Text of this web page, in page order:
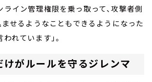
イン管理権限を乗っ取って、攻撃者側
せるようなこともできるようになった
れています」。
けがルールを守るジレンマ